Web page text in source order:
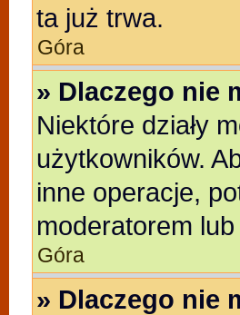
ta już trwa.
Góra
» Dlaczego nie
Niektóre działy
użytkowników.
inne operacje,
moderatorem
Góra
» Dlaczego nie